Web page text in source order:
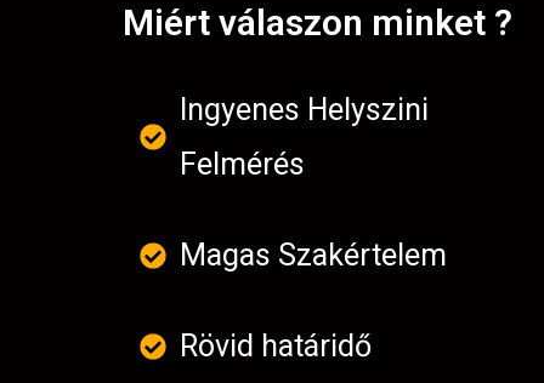
Miért válaszon minket ?
Ingyenes Helyszini
Felmérés
Magas Szakértelem
Rövid határidő